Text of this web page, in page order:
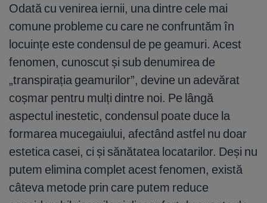
Odată cu venirea iernii, una dintre cele mai
comune probleme cu care ne confruntăm în
locuințe este condensul de pe geamuri. Acest
fenomen, cunoscut și sub denumirea de
„transpirația geamurilor”, devine un adevărat
coșmar pentru mulți dintre noi. Pe lângă
aspectul inestetic, condensul poate duce la
formarea mucegaiului, afectând astfel nu doar
estetica casei, ci și sănătatea locatarilor. Deși nu
putem elimina complet acest fenomen, există
câteva metode prin care putem reduce